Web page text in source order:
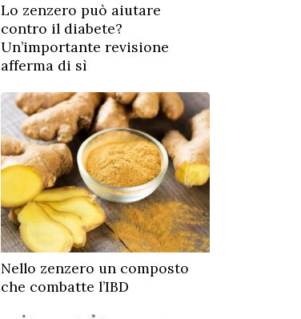
Lo zenzero può aiutare
contro il diabete?
Un’importante revisione
afferma di sì
Nello zenzero un composto
che combatte l’IBD